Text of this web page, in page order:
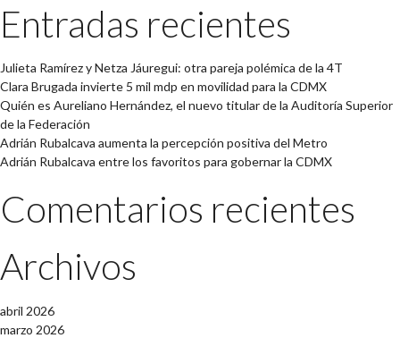
Entradas recientes
Julieta Ramírez y Netza Jáuregui: otra pareja polémica de la 4T
Clara Brugada invierte 5 mil mdp en movilidad para la CDMX
Quién es Aureliano Hernández, el nuevo titular de la Auditoría Superior
de la Federación
Adrián Rubalcava aumenta la percepción positiva del Metro
Adrián Rubalcava entre los favoritos para gobernar la CDMX
Comentarios recientes
Archivos
abril 2026
marzo 2026